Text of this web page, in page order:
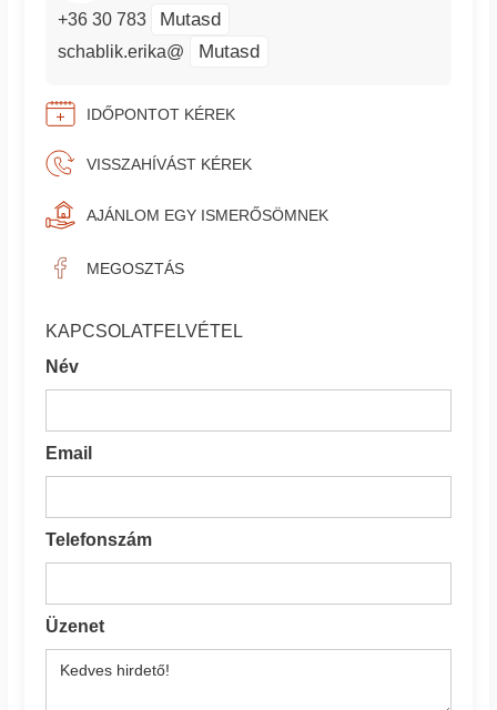
+36 30 783 Mutasd
schablik.erika@ Mutasd
IDŐPONTOT KÉREK
VISSZAHÍVÁST KÉREK
AJÁNLOM EGY ISMERŐSÖMNEK
MEGOSZTÁS
KAPCSOLATFELVÉTEL
Név
Email
Telefonszám
Üzenet